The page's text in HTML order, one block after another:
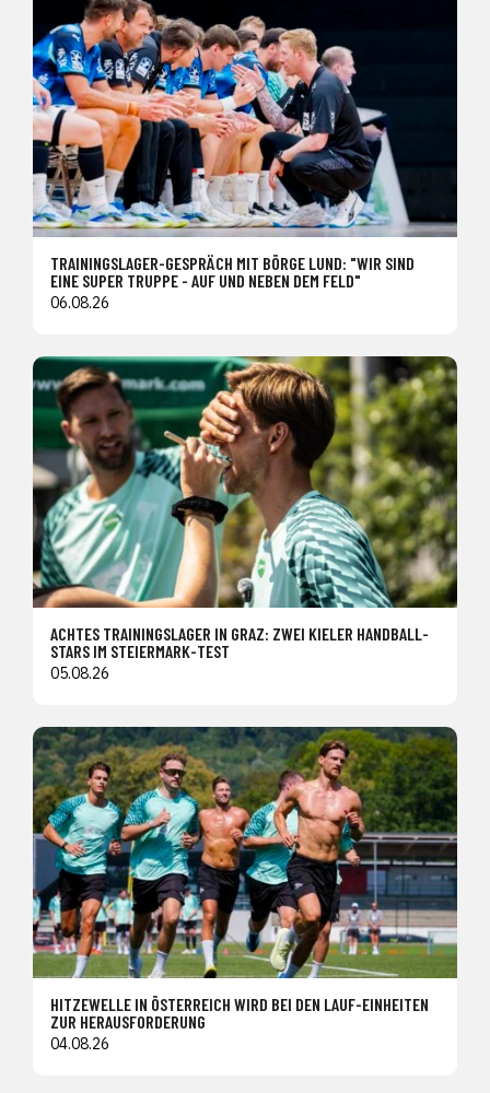
TRAININGSLAGER-GESPRÄCH MIT BÖRGE LUND: "WIR SIND
EINE SUPER TRUPPE - AUF UND NEBEN DEM FELD"
06.08.26
ACHTES TRAININGSLAGER IN GRAZ: ZWEI KIELER HANDBALL-
STARS IM STEIERMARK-TEST
05.08.26
HITZEWELLE IN ÖSTERREICH WIRD BEI DEN LAUF-EINHEITEN
ZUR HERAUSFORDERUNG
04.08.26